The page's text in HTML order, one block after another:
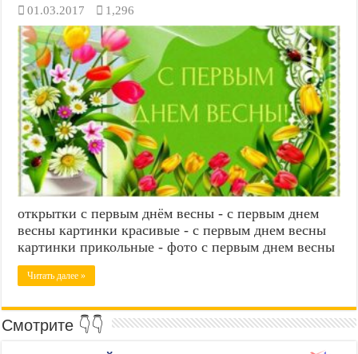
01.03.2017 1,296
открытки с первым днём весны - с первым днем
весны картинки красивые - с первым днем весны
картинки прикольные - фото с первым днем весны
Читать далее »
Смотрите 👇👇